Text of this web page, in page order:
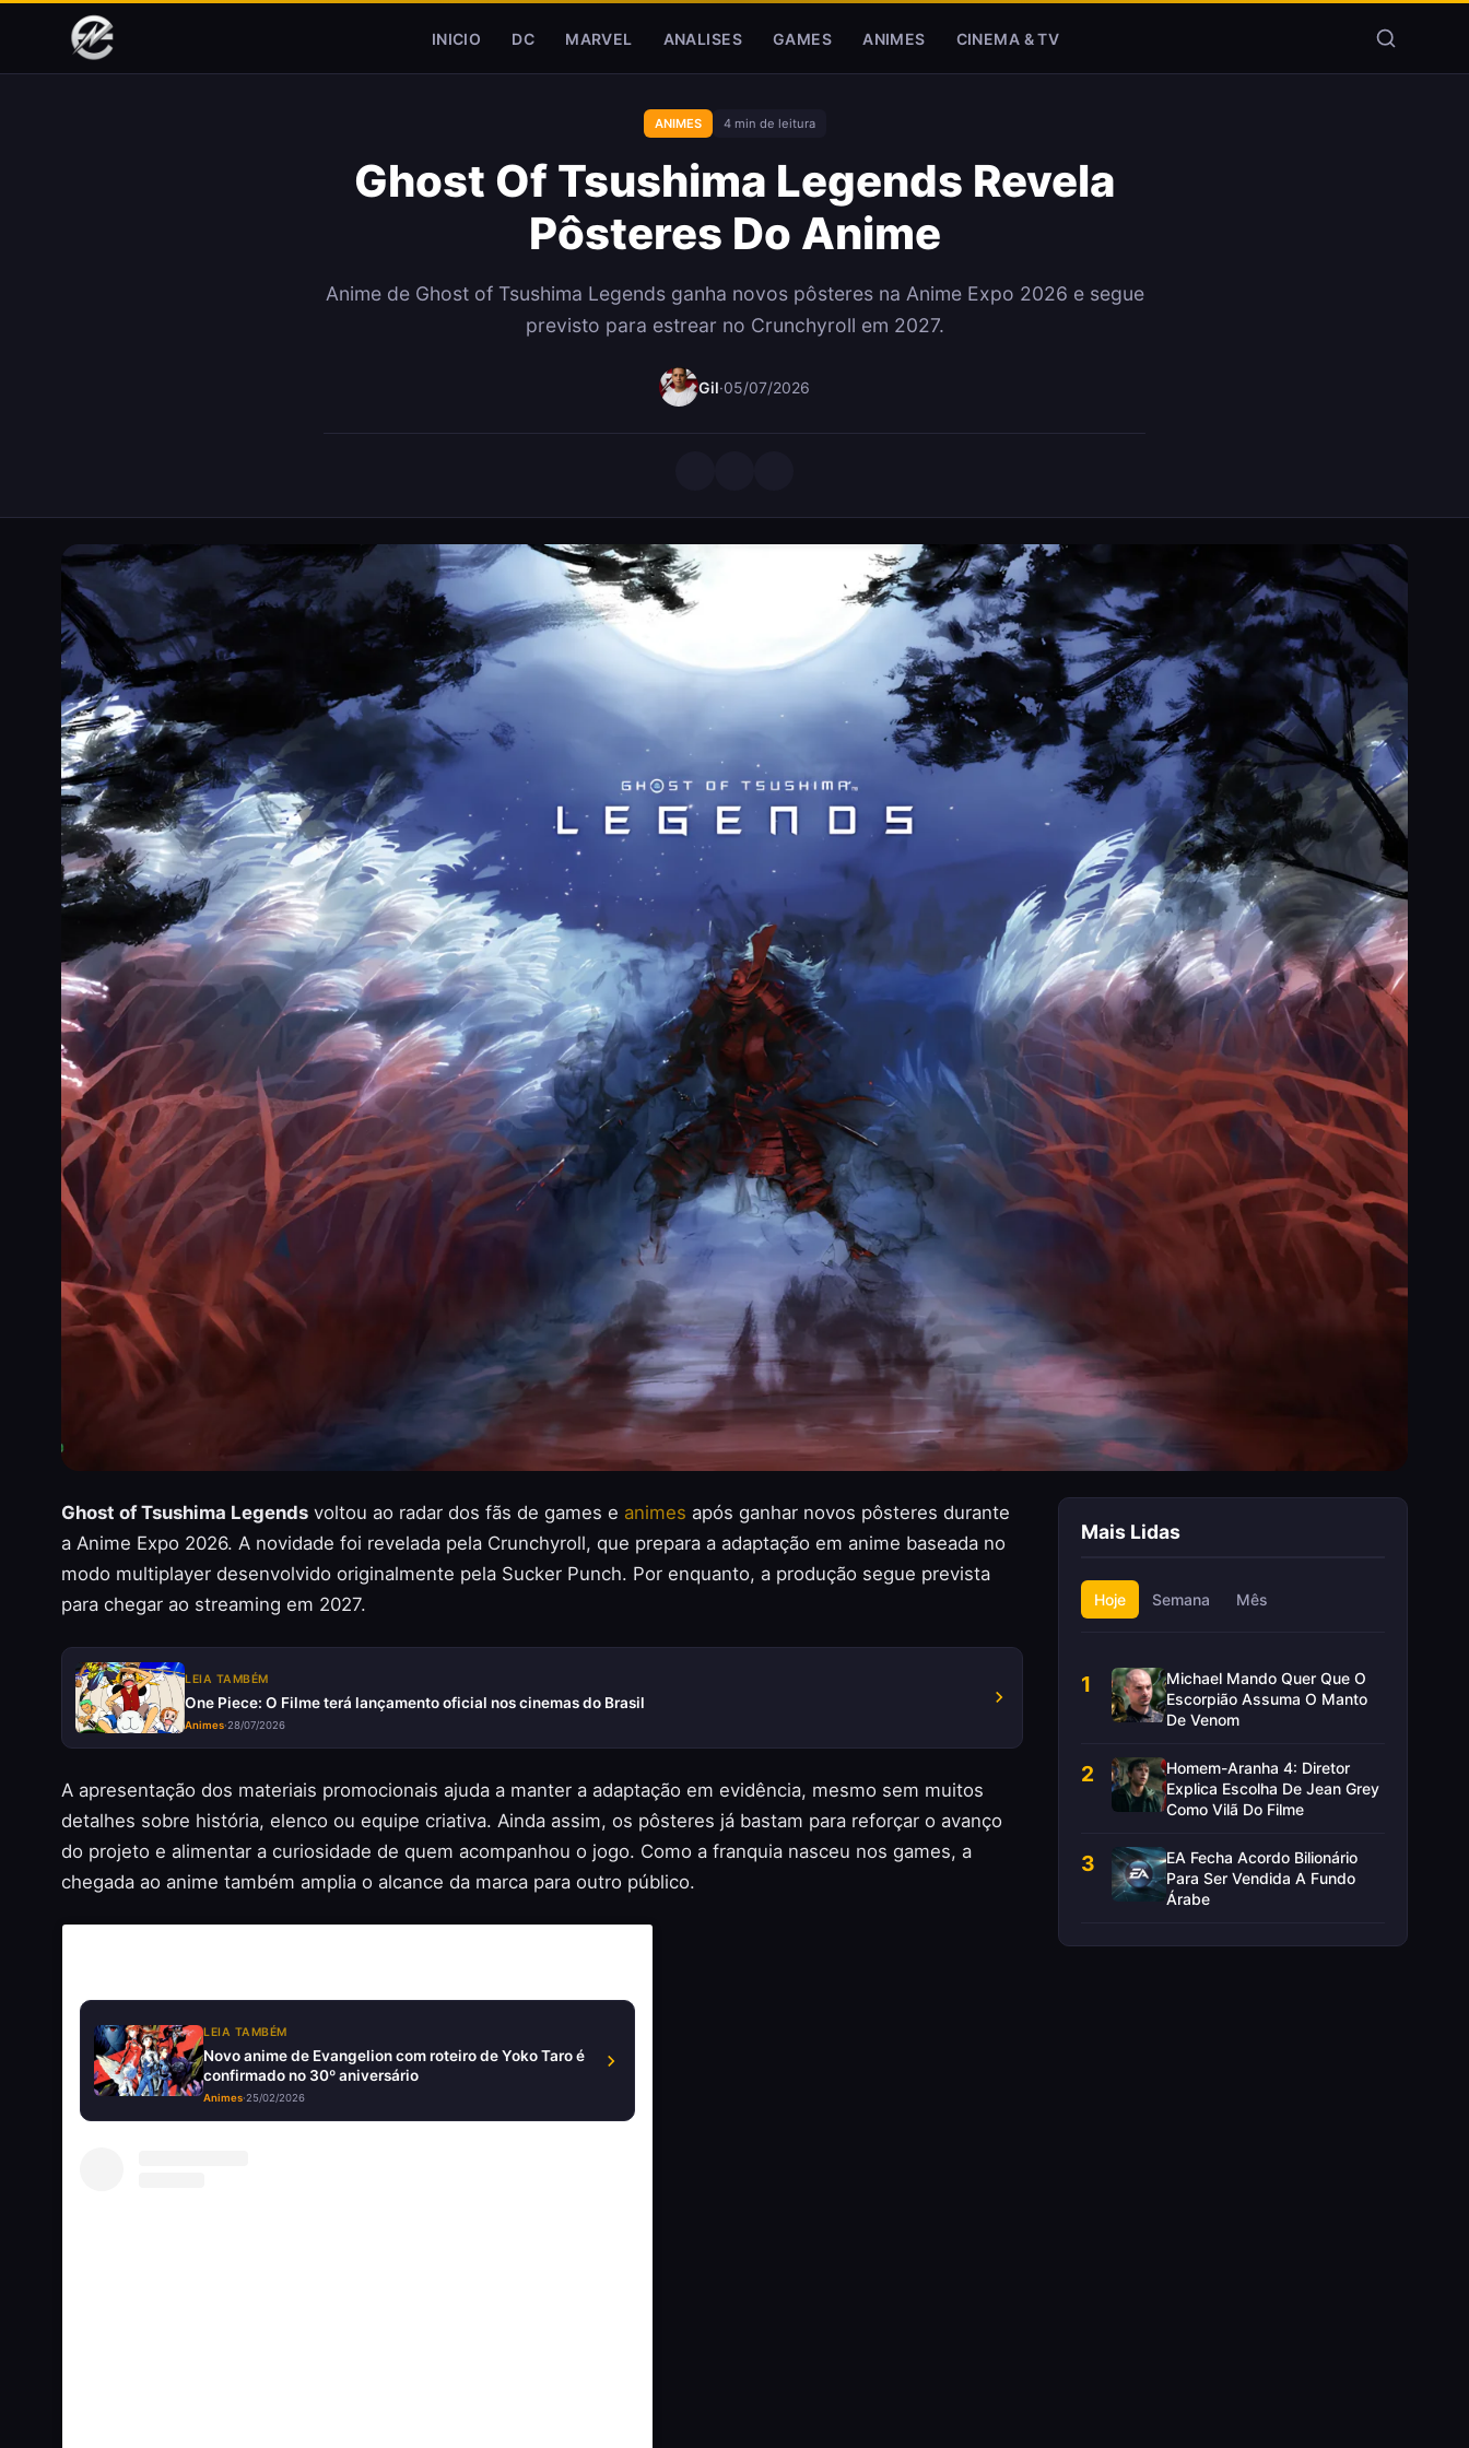
Pular para o conteúdo
INICIO DC MARVEL ANALISES GAMES ANIMES CINEMA & TV
ANIMES 4 min de leitura
Ghost Of Tsushima Legends Revela
Pôsteres Do Anime
Anime de Ghost of Tsushima Legends ganha novos pôsteres na Anime Expo 2026 e segue
previsto para estrear no Crunchyroll em 2027.
Gil·05/07/2026
Ghost of Tsushima Legends voltou ao radar dos fãs de games e animes após ganhar novos pôsteres durante
a Anime Expo 2026. A novidade foi revelada pela Crunchyroll, que prepara a adaptação em anime baseada no
modo multiplayer desenvolvido originalmente pela Sucker Punch. Por enquanto, a produção segue prevista
para chegar ao streaming em 2027.
LEIA TAMBÉM
One Piece: O Filme terá lançamento oficial nos cinemas do Brasil
Animes·28/07/2026
A apresentação dos materiais promocionais ajuda a manter a adaptação em evidência, mesmo sem muitos
detalhes sobre história, elenco ou equipe criativa. Ainda assim, os pôsteres já bastam para reforçar o avanço
do projeto e alimentar a curiosidade de quem acompanhou o jogo. Como a franquia nasceu nos games, a
chegada ao anime também amplia o alcance da marca para outro público.
LEIA TAMBÉM
Novo anime de Evangelion com roteiro de Yoko Taro é
confirmado no 30º aniversário
Animes·25/02/2026
Mais Lidas
Hoje Semana Mês
1
Michael Mando Quer Que O
Escorpião Assuma O Manto
De Venom
2
Homem-Aranha 4: Diretor
Explica Escolha De Jean Grey
Como Vilã Do Filme
3
EA Fecha Acordo Bilionário
Para Ser Vendida A Fundo
Árabe